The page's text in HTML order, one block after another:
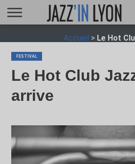
FESTIVAL
VIDÉO
JAZZFOCUS
JAZZAGENDA
JAZZSHOP
ENTRETIEN
OPUS Accueil > Le Hot
FESTIVAL
Le Hot Club
arrive